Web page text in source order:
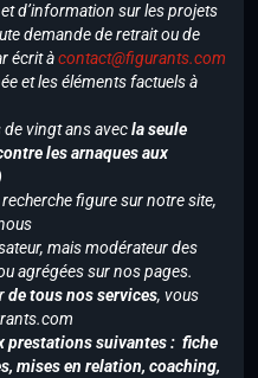
d’information sur les projets
demande de retrait ou de
écrit àcontact@figurants.com
et les éléments factuels à
vingt ans avecla seule
les arnaques aux
figure sur notre site,
mais modérateur des
agrégées sur nos pages.
de tous nos services, vous
prestations suivantes : fiche
mises en relation, coaching,